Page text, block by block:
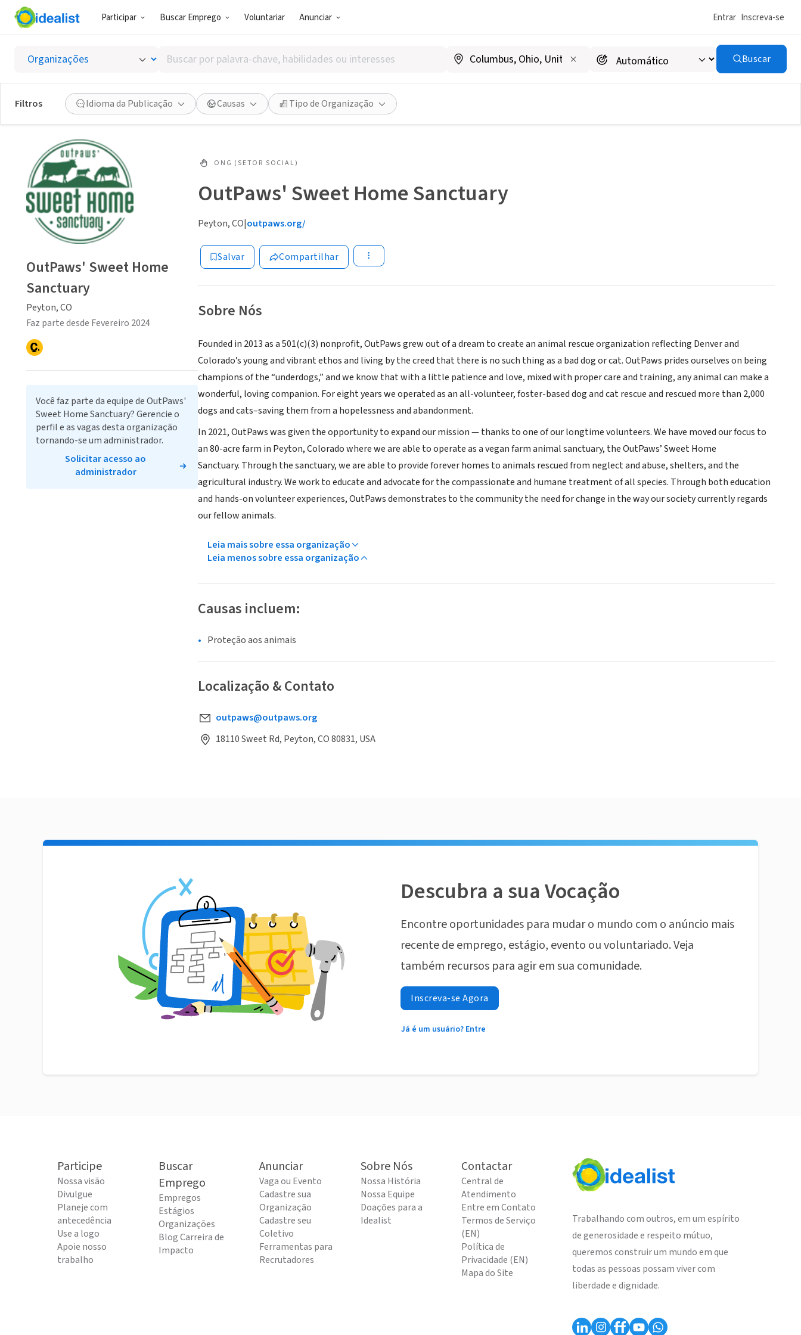
Participar Buscar Emprego Voluntariar Anunciar Entrar Inscreva-se
Buscar
por
palavra-
chave,
habilidades
ou
Buscar
Filtros Idioma da Publicação Causas Tipo de Organização
ONG (SETOR SOCIAL)
OutPaws' Sweet Home Sanctuary
Peyton, CO|outpaws.org/
Salvar Compartilhar
Sobre Nós
Founded in 2013 as a 501(c)(3) nonprofit, OutPaws grew out of a dream to create an animal rescue organization reflecting Denver and
Colorado’s young and vibrant ethos and living by the creed that there is no such thing as a bad dog or cat. OutPaws prides ourselves on being
champions of the “underdogs,” and we know that with a little patience and love, mixed with proper care and training, any animal can make a
wonderful, loving companion. For eight years we operated as an all-volunteer, foster-based dog and cat rescue and rescued more than 2,000
dogs and cats–saving them from a hopelessness and abandonment.
In 2021, OutPaws was given the opportunity to expand our mission — thanks to one of our longtime volunteers. We have moved our focus to
an 80-acre farm in Peyton, Colorado where we are able to operate as a vegan farm animal sanctuary, the OutPaws’ Sweet Home
Sanctuary. Through the sanctuary, we are able to provide forever homes to animals rescued from neglect and abuse, shelters, and the
agricultural industry. We work to educate and advocate for the compassionate and humane treatment of all species. Through both education
and hands-on volunteer experiences, OutPaws demonstrates to the community the need for change in the way our society currently regards
our fellow animals.
Leia mais sobre essa organização
Leia menos sobre essa organização
Causas incluem:
Proteção aos animais
Localização & Contato
outpaws@outpaws.org
18110 Sweet Rd, Peyton, CO 80831, USA
OutPaws' Sweet Home
Sanctuary
Peyton, CO
Faz parte desde Fevereiro 2024
Você faz parte da equipe de OutPaws'
Sweet Home Sanctuary? Gerencie o
perfil e as vagas desta organização
tornando-se um administrador.
Solicitar acesso ao
administrador
Descubra a sua Vocação
Encontre oportunidades para mudar o mundo com o anúncio mais
recente de emprego, estágio, evento ou voluntariado. Veja
também recursos para agir em sua comunidade.
Inscreva-se Agora
Já é um usuário? Entre
Participe
Nossa visão
Divulgue
Planeje com
antecedência
Use a logo
Apoie nosso
trabalho
Buscar
Emprego
Empregos
Estágios
Organizações
Blog Carreira de
Impacto
Anunciar
Vaga ou Evento
Cadastre sua
Organização
Cadastre seu
Coletivo
Ferramentas para
Recrutadores
Sobre Nós
Nossa História
Nossa Equipe
Doações para a
Idealist
Contactar
Central de
Atendimento
Entre em Contato
Termos de Serviço
(EN)
Política de
Privacidade (EN)
Mapa do Site
Trabalhando com outros, em um espírito
de generosidade e respeito mútuo,
queremos construir um mundo em que
todas as pessoas possam viver com
liberdade e dignidade.